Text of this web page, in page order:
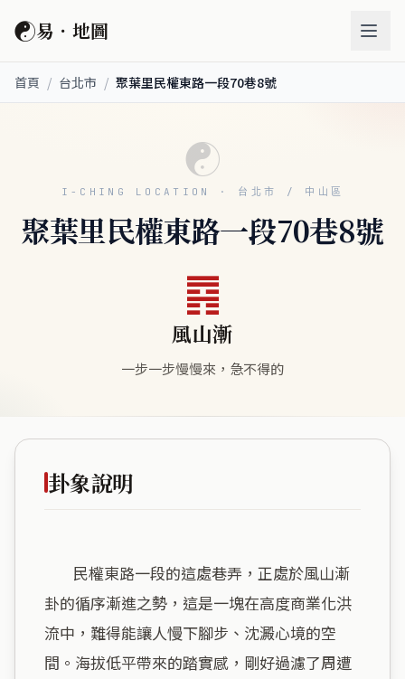
☯易．地圖
首頁 / 台北市 / 聚葉里民權東路一段70巷8號
☯
I-CHING LOCATION · 台北市 / 中山區
聚葉里民權東路一段70巷8號
䷴
風山漸
一步一步慢慢來，急不得的
卦象說明
卦的循序漸進之勢，這是一塊在高度商業化洪
流中，難得能讓人慢下腳步、沈澱心境的空
間。海拔低平帶來的踏實感，剛好過濾了周遭